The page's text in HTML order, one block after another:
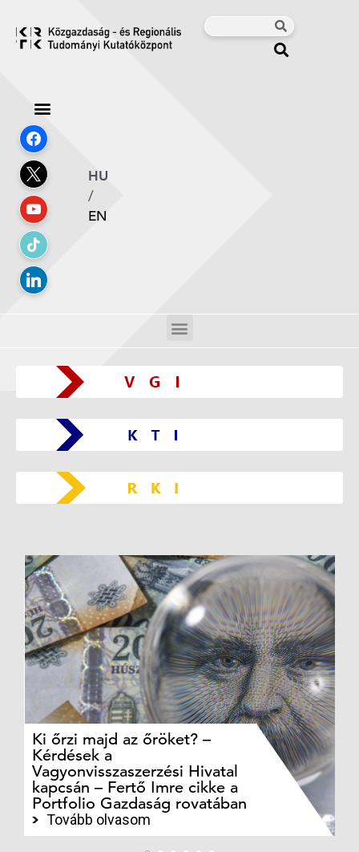
HU
/
EN
Ki őrzi majd az őröket? –
Kérdések a
Vagyonvisszaszerzési Hivatal
kapcsán – Fertő Imre cikke a
Portfolio Gazdaság rovatában
Tovább olvasom